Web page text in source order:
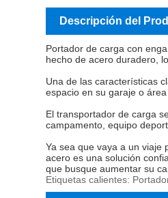
Descripción del
Portador de carga con
hecho de acero duradero,
Una de las características
espacio en su garaje o
El transportador de carga
campamento, equipo
Ya sea que vaya a un viaje
acero es una solución
que busque aumentar su
Etiquetas calientes: